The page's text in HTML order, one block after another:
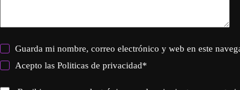
Guarda mi nombre, correo electrónico y web en este
Acepto lasPoliticas de privacidad*